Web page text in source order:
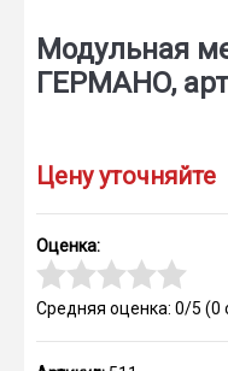
Модульная
ГЕРМАНО,
Цену уточняйте
Оценка:
Средняя оценка: 0/5 (0